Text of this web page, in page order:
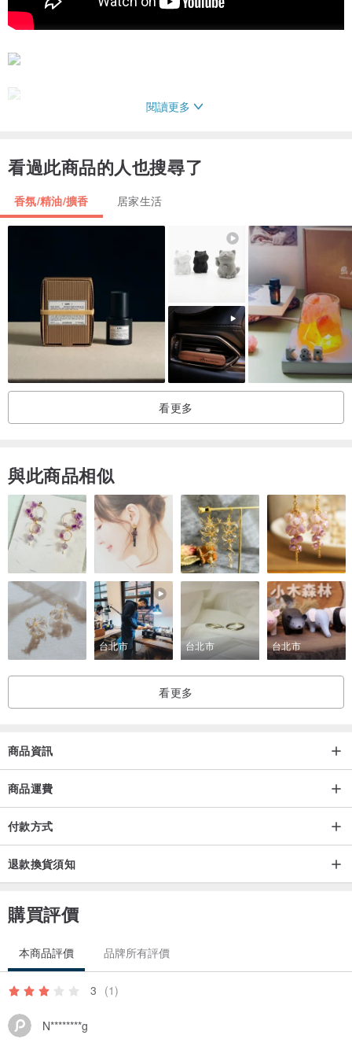
閱讀更多
看過此商品的人也搜尋了
香氛/精油/擴香 居家生活
看更多
與此商品相似
台北市 台北市 台北市
看更多
商品資訊
商品運費
付款方式
退款換貨須知
購買評價
本商品評價 品牌所有評價
3 (1)
N********g